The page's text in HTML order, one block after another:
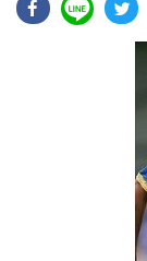
• CbizReview
Good health
Green
Management